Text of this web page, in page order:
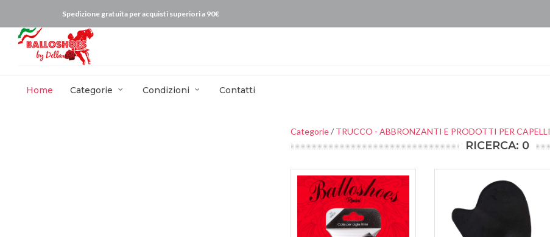
Spedizione gratuita per acquisti superiori a 90€
Home Categorie Condizioni Contatti
Categorie/ TRUCCO - ABBRONZANTI E PRODOTTI PER CAPELLI
RICERCA: 0